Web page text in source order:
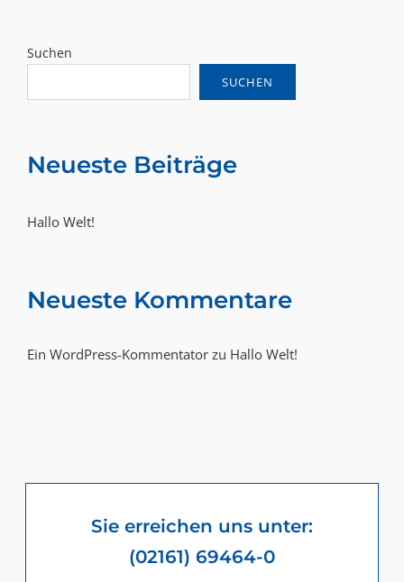
Suchen
SUCHEN
Neueste Beiträge
Hallo Welt!
Neueste Kommentare
Ein WordPress-Kommentator zu Hallo Welt!
Sie erreichen uns unter:
(02161) 69464-0